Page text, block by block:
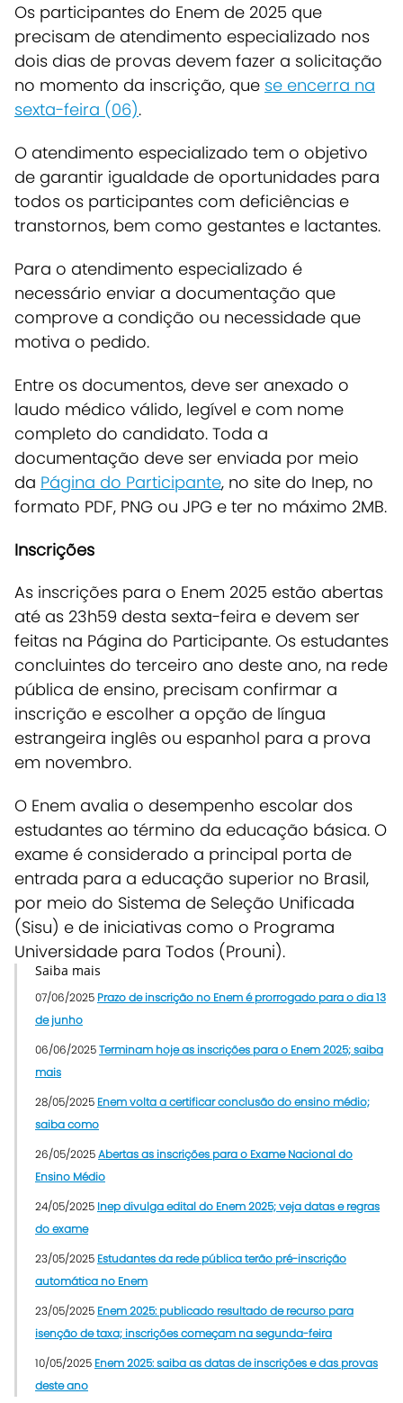
Os participantes do Enem de 2025 que
precisam de atendimento especializado nos
dois dias de provas devem fazer a solicitação
no momento da inscrição, que se encerra na
sexta-feira (06).
O atendimento especializado tem o objetivo
de garantir igualdade de oportunidades para
todos os participantes com deficiências e
transtornos, bem como gestantes e lactantes.
Para o atendimento especializado é
necessário enviar a documentação que
comprove a condição ou necessidade que
motiva o pedido.
Entre os documentos, deve ser anexado o
laudo médico válido, legível e com nome
completo do candidato. Toda a
documentação deve ser enviada por meio
da Página do Participante, no site do Inep, no
formato PDF, PNG ou JPG e ter no máximo 2MB.
Inscrições
As inscrições para o Enem 2025 estão abertas
até as 23h59 desta sexta-feira e devem ser
feitas na Página do Participante. Os estudantes
concluintes do terceiro ano deste ano, na rede
pública de ensino, precisam confirmar a
inscrição e escolher a opção de língua
estrangeira inglês ou espanhol para a prova
em novembro.
O Enem avalia o desempenho escolar dos
estudantes ao término da educação básica. O
exame é considerado a principal porta de
entrada para a educação superior no Brasil,
por meio do Sistema de Seleção Unificada
(Sisu) e de iniciativas como o Programa
Universidade para Todos (Prouni).
Saiba mais
07/06/2025 Prazo de inscrição no Enem é prorrogado para o dia 13
de junho
06/06/2025Terminam hoje as inscrições para o Enem 2025; saiba
mais
28/05/2025 Enem volta a certificar conclusão do ensino médio;
saiba como
26/05/2025Abertas as inscrições para o Exame Nacional do
Ensino Médio
24/05/2025 Inep divulga edital do Enem 2025; veja datas e regras
do exame
23/05/2025 Estudantes da rede pública terão pré-inscrição
automática no Enem
23/05/2025 Enem 2025: publicado resultado de recurso para
isenção de taxa; inscrições começam na segunda-feira
10/05/2025 Enem 2025: saiba as datas de inscrições e das provas
deste ano